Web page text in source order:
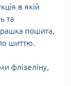
в якій
та
пошита,
шиттю.
флізеліну,